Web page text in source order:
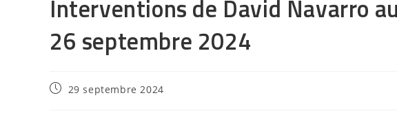
Interventions de David Navarro
26 septembre 2024
29 septembre 2024